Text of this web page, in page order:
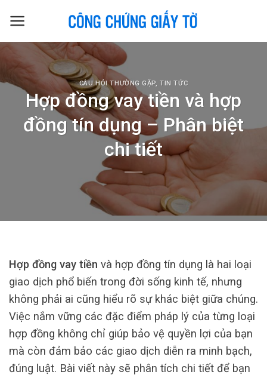
CÂU HỎI THƯỜNG GẶP,TIN TỨC
Hợp đồng vay tiền và hợp
đồng tín dụng – Phân biệt
chi tiết
Hợp đồng vay tiền và hợp đồng tín dụng là hai loại
giao dịch phổ biến trong đời sống kinh tế, nhưng
không phải ai cũng hiểu rõ sự khác biệt giữa chúng.
Việc nắm vững các đặc điểm pháp lý của từng loại
hợp đồng không chỉ giúp bảo vệ quyền lợi của bạn
mà còn đảm bảo các giao dịch diễn ra minh bạch,
đúng luật. Bài viết này sẽ phân tích chi tiết để bạn